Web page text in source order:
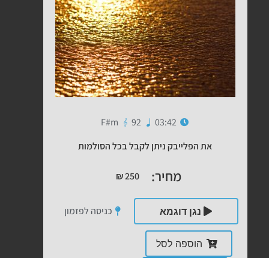
03:42
92
F#m
את הפלייבק ניתן לקבל בכל הסולמות
מחיר: ₪250
נגן דוגמא כניסה לפזמון
הוספה לסל